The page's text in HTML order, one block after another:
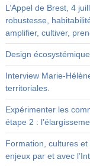
L’Appel de Brest, 4
robustesse,
amplifier, cultiver,
Design
Interview Marie-
territoriales.
Expérimenter les
étape 2 :
Formation, cultures
enjeux par et avec